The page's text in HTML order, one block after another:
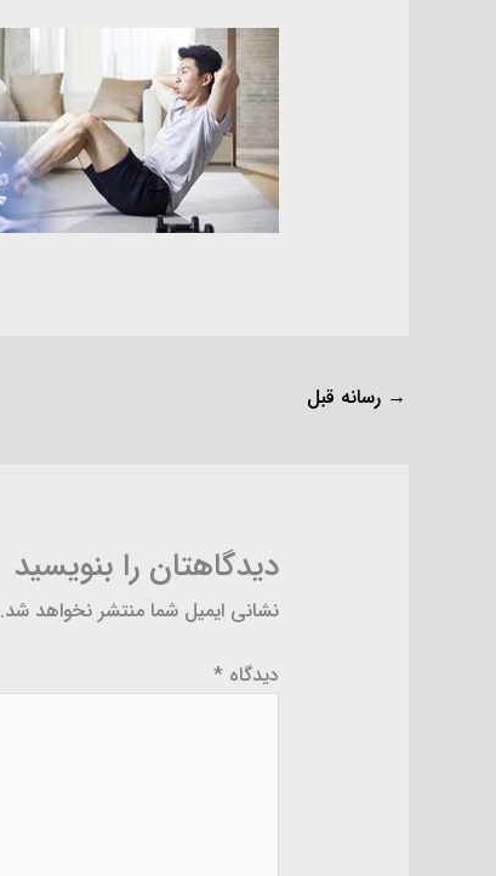
→ رسانه قبل
دیدگاهتان را بنویسید
نشانی ایمیل شما منتشر نخواهد شد.
دیدگاه *